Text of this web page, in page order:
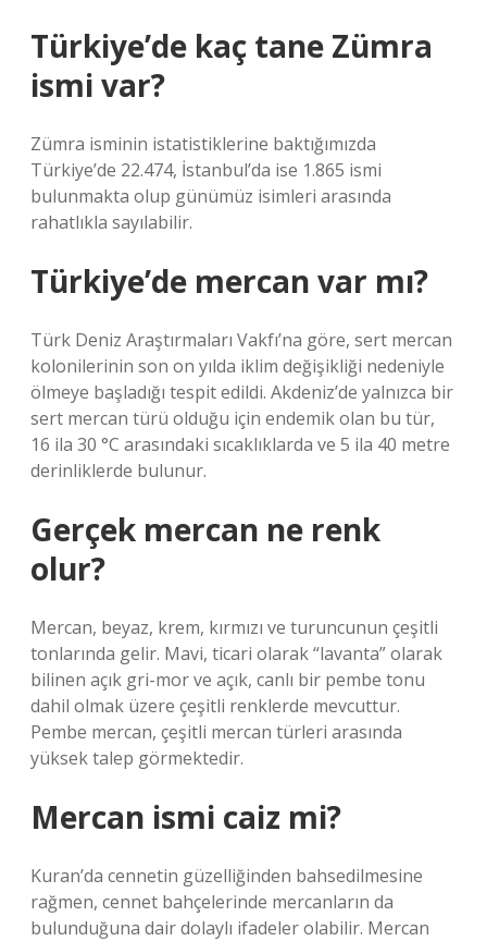
Türkiye’de kaç tane Zümra
ismi var?
Zümra isminin istatistiklerine baktığımızda
Türkiye’de 22.474, İstanbul’da ise 1.865 ismi
bulunmakta olup günümüz isimleri arasında
rahatlıkla sayılabilir.
Türkiye’de mercan var mı?
Türk Deniz Araştırmaları Vakfı’na göre, sert mercan
kolonilerinin son on yılda iklim değişikliği nedeniyle
ölmeye başladığı tespit edildi. Akdeniz’de yalnızca bir
sert mercan türü olduğu için endemik olan bu tür,
16 ila 30 °C arasındaki sıcaklıklarda ve 5 ila 40 metre
derinliklerde bulunur.
Gerçek mercan ne renk
olur?
Mercan, beyaz, krem, kırmızı ve turuncunun çeşitli
tonlarında gelir. Mavi, ticari olarak “lavanta” olarak
bilinen açık gri-mor ve açık, canlı bir pembe tonu
dahil olmak üzere çeşitli renklerde mevcuttur.
Pembe mercan, çeşitli mercan türleri arasında
yüksek talep görmektedir.
Mercan ismi caiz mi?
Kuran’da cennetin güzelliğinden bahsedilmesine
rağmen, cennet bahçelerinde mercanların da
bulunduğuna dair dolaylı ifadeler olabilir. Mercan